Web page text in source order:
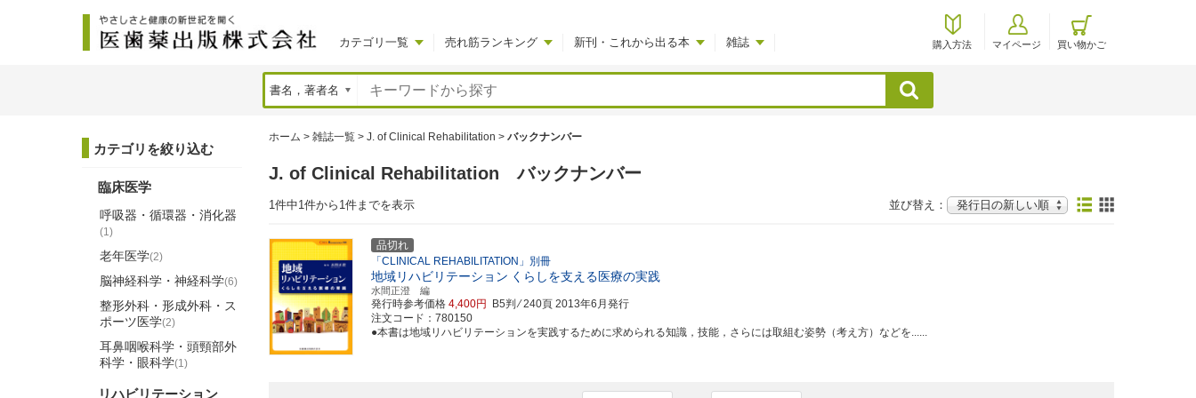
カテゴリ一覧 売れ筋ランキング 新刊・これから出る本 雑誌 購入方法 マイページ 買い物かご
検索
ホーム > 雑誌一覧 > J. of Clinical Rehabilitation > バックナンバー
J. of Clinical Rehabilitation バックナンバー
1件中1件から1件までを表示 並び替え：
品切れ
「CLINICAL REHABILITATION」別冊
地域リハビリテーション くらしを支える医療の実践
水間正澄 編
発行時参考価格 4,400円 B5判 ⁄ 240頁 2013年6月発行
注文コード：780150
●本書は地域リハビリテーションを実践するために求められる知識，技能，さらには取組む姿勢（考え方）などを......
カテゴリを絞り込む
臨床医学
呼吸器・循環器・消化器
(1)
老年医学(2)
脳神経科学・神経科学(6)
整形外科・形成外科・ス
ポーツ医学(2)
耳鼻咽喉科学・頭頸部外
科学・眼科学(1)
リハビリテーション